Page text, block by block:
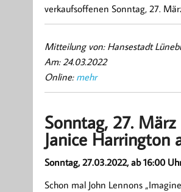
verkaufsoffenen Sonntag, 27.
Mitteilung von: Hansestadt
Am: 24.03.2022
Online: mehr
Sonntag, 27.
Janice Harrington
Sonntag, 27.03.2022, ab 16:00
Schon mal John Lennons